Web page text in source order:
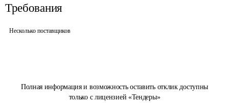
Полная информация и возможность оставить отклик доступны
только с лицензией «Тендеры»
Требования
Несколько поставщиков